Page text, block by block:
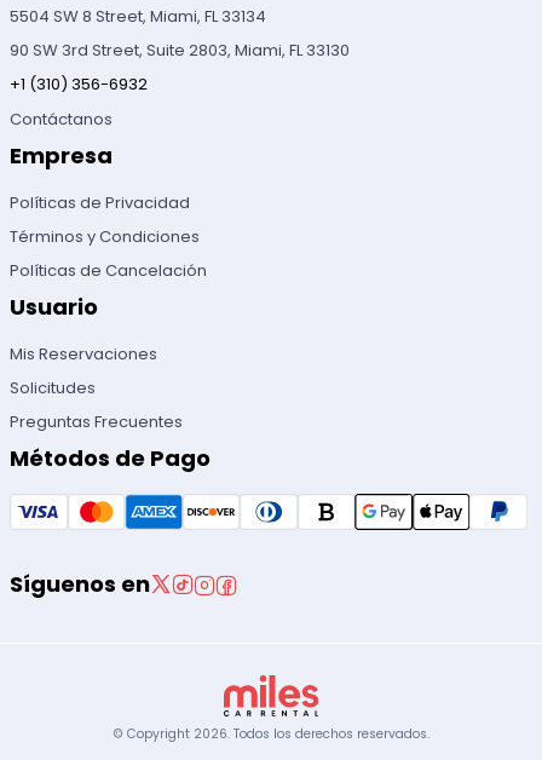
5504 SW 8 Street, Miami, FL 33134
90 SW 3rd Street, Suite 2803, Miami, FL 33130
+1 (310) 356-6932
Contáctanos
Empresa
Políticas de Privacidad
Términos y Condiciones
Políticas de Cancelación
Usuario
Mis Reservaciones
Solicitudes
Preguntas Frecuentes
Métodos de Pago
Síguenos en
© Copyright 2026. Todos los derechos reservados.